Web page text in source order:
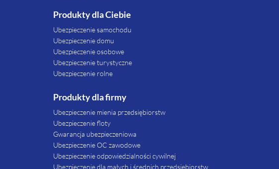
Produkty dla Ciebie
Ubezpieczenie samochodu
Ubezpieczenie domu
Ubezpieczenie osobowe
Ubezpieczenie turystyczne
Ubezpieczenie rolne
Produkty dla firmy
Ubezpieczenie mienia przedsiębiorstw
Ubezpieczenie floty
Gwarancja ubezpieczeniowa
Ubezpieczenie OC zawodowe
Ubezpieczenie odpowiedzialności cywilnej
Ubezpieczenie dla małych i średnich przedsiębiorstw